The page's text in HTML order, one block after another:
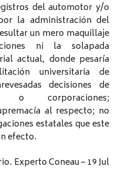
del automotor y/o
la administración del
un mero maquillaje
ni la solapada
actual, donde pesaría
universitaria de
decisiones de
o corporaciones;
al respecto; no
estatales que este
efecto.
Experto Coneau – 19 Jul